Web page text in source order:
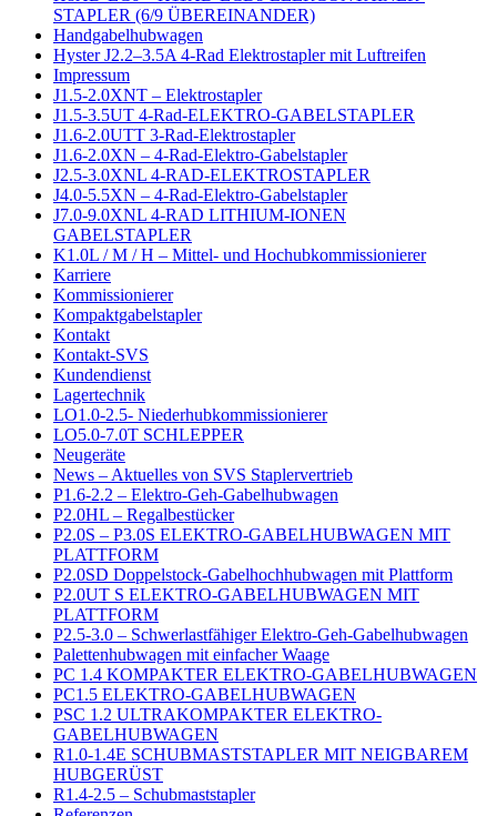
STAPLER (6/9 ÜBEREINANDER)
Handgabelhubwagen
Hyster J2.2–3.5A 4-Rad Elektrostapler mit Luftreifen
Impressum
J1.5-2.0XNT – Elektrostapler
J1.5-3.5UT 4-Rad-ELEKTRO-GABELSTAPLER
J1.6-2.0UTT 3-Rad-Elektrostapler
J1.6-2.0XN – 4-Rad-Elektro-Gabelstapler
J2.5-3.0XNL 4-RAD-ELEKTROSTAPLER
J4.0-5.5XN – 4-Rad-Elektro-Gabelstapler
J7.0-9.0XNL 4-RAD LITHIUM-IONEN
GABELSTAPLER
K1.0L / M / H – Mittel- und Hochubkommissionierer
Karriere
Kommissionierer
Kompaktgabelstapler
Kontakt
Kontakt-SVS
Kundendienst
Lagertechnik
LO1.0-2.5- Niederhubkommissionierer
LO5.0-7.0T SCHLEPPER
Neugeräte
News – Aktuelles von SVS Staplervertrieb
P1.6-2.2 – Elektro-Geh-Gabelhubwagen
P2.0HL – Regalbestücker
P2.0S – P3.0S ELEKTRO-GABELHUBWAGEN MIT
PLATTFORM
P2.0SD Doppelstock-Gabelhochhubwagen mit Plattform
P2.0UT S ELEKTRO-GABELHUBWAGEN MIT
PLATTFORM
P2.5-3.0 – Schwerlastfähiger Elektro-Geh-Gabelhubwagen
Palettenhubwagen mit einfacher Waage
PC 1.4 KOMPAKTER ELEKTRO-GABELHUBWAGEN
PC1.5 ELEKTRO-GABELHUBWAGEN
PSC 1.2 ULTRAKOMPAKTER ELEKTRO-
GABELHUBWAGEN
R1.0-1.4E SCHUBMASTSTAPLER MIT NEIGBAREM
HUBGERÜST
R1.4-2.5 – Schubmaststapler